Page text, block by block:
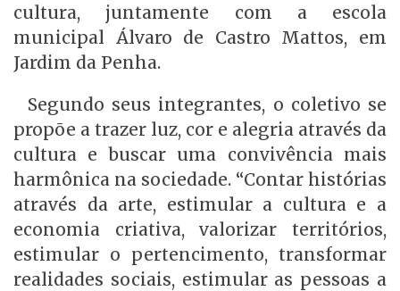
cultura, juntamente com a escola
municipal Álvaro de Castro Mattos, em
Jardim da Penha.
Segundo seus integrantes, o coletivo se
propõe a trazer luz, cor e alegria através da
cultura e buscar uma convivência mais
harmônica na sociedade. “Contar histórias
através da arte, estimular a cultura e a
economia criativa, valorizar territórios,
estimular o pertencimento, transformar
realidades sociais, estimular as pessoas a